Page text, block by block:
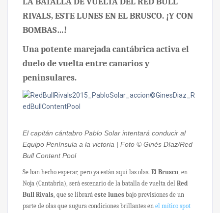
RIVALS, ESTE LUNES EN EL BRUSCO. ¡Y CON
BOMBAS…!
Una potente marejada cantábrica activa el
duelo de vuelta entre canarios y
peninsulares.
El capitán cántabro Pablo Solar intentará conducir al
Equipo Península a la victoria | Foto © Ginés Díaz/Red
Bull Content Pool
Se han hecho esperar, pero ya están aquí las olas. El Brusco, en
Noja (Cantabria), será escenario de la batalla de vuelta del Red
Bull Rivals, que se librará este lunes bajo previsiones de un
parte de olas que augura condiciones brillantes en el mítico spot